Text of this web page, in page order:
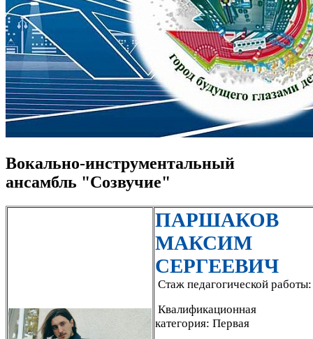
Вокально‑инструментальный
ансамбль "Созвучие"
ПАРШАКОВ
МАКСИМ
СЕРГЕЕВИЧ
Стаж педагогической работы:
Квалификационная
категория: Первая